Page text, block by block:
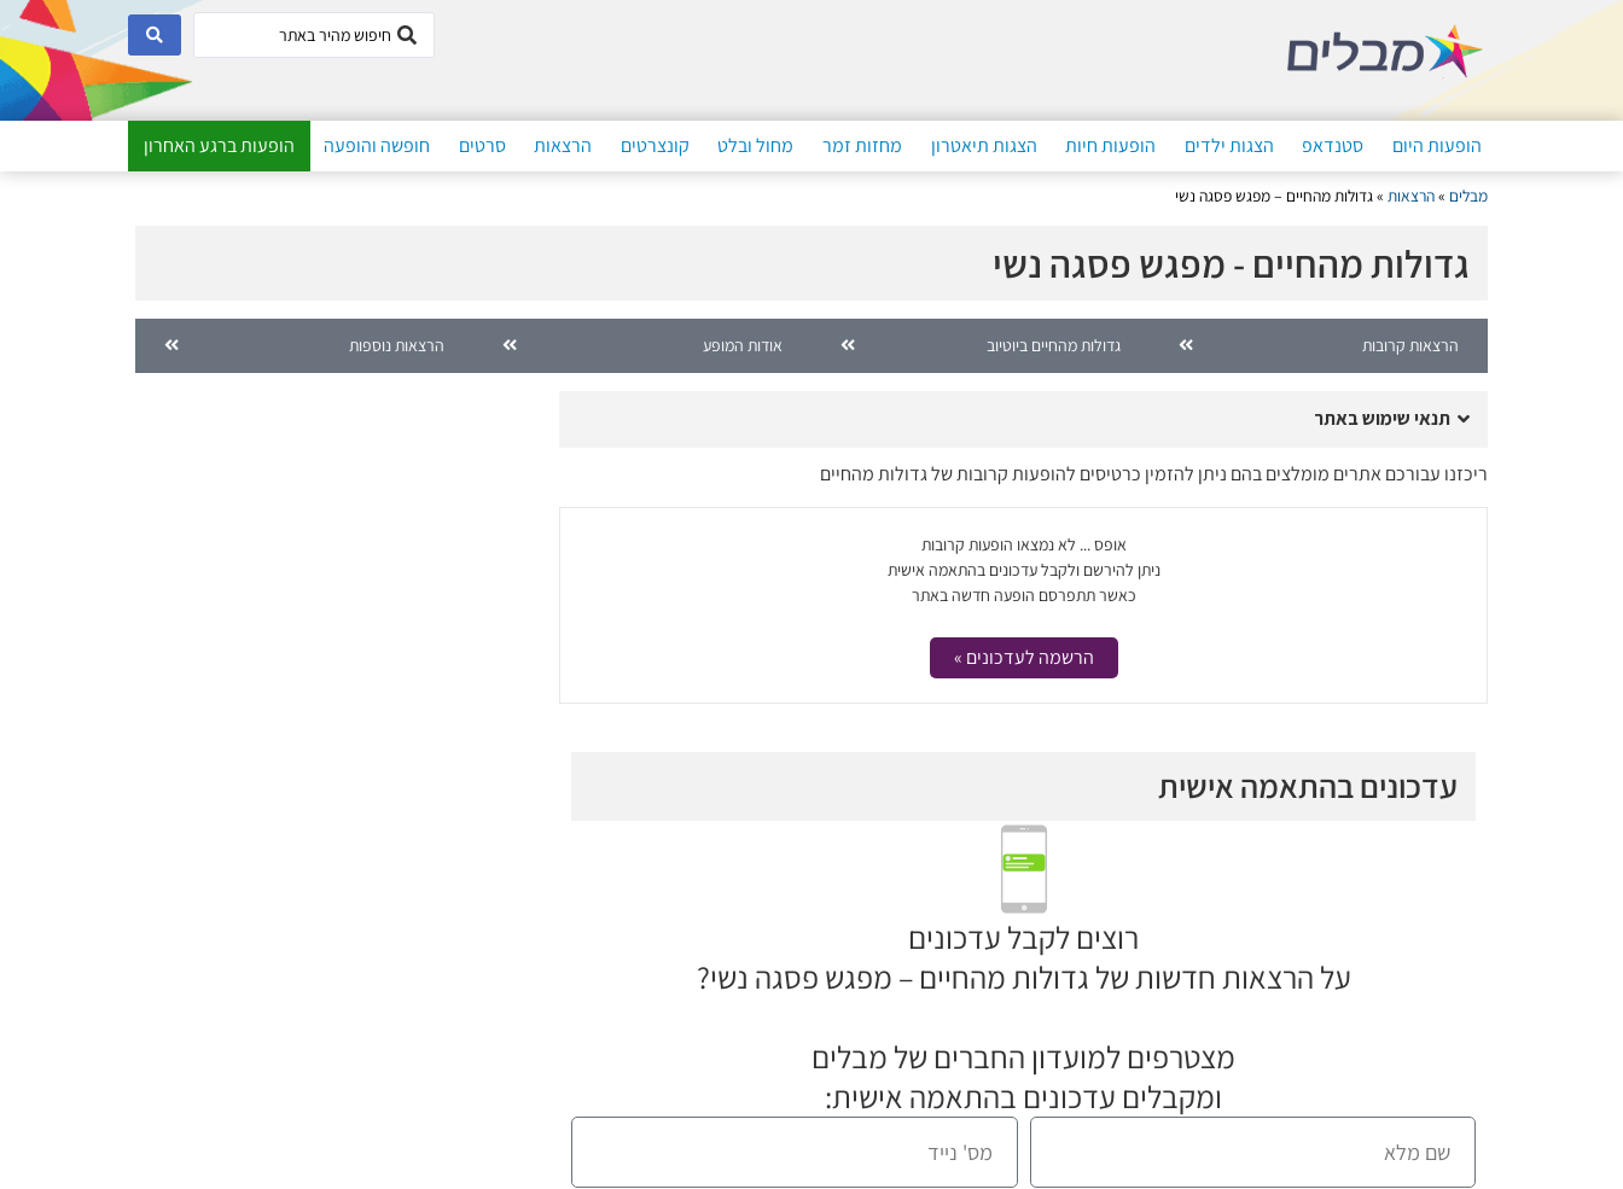
הופעות היום סטנדאפ הצגות ילדים הופעות חיות הצגות תיאטרון מחזות זמר מחול ובלט קונצרטים הרצאות סרטים חופשה והופעה הופעות ברגע האחרון
מבלים »הרצאות »גדולות מהחיים – מפגש פסגה נשי
גדולות מהחיים - מפגש פסגה נשי
הרצאות קרובות גדולות מהחיים ביוטיוב אודות המופע הרצאות נוספות
תנאי שימוש באתר
ריכזנו עבורכם אתרים מומלצים בהם ניתן להזמין כרטיסים להופעות קרובות של גדולות מהחיים
אופס ... לא נמצאו הופעות קרובות
ניתן להירשם ולקבל עדכונים בהתאמה אישית
כאשר תתפרסם הופעה חדשה באתר
הרשמה לעדכונים »
עדכונים בהתאמה אישית
רוצים לקבל עדכונים
על הרצאות חדשות של גדולות מהחיים – מפגש פסגה נשי?
מצטרפים למועדון החברים של מבלים
ומקבלים עדכונים בהתאמה אישית: